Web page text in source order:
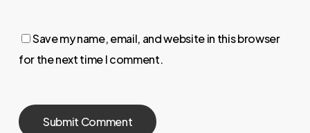
Save my name, email, and website in this browser
for the next time I comment.